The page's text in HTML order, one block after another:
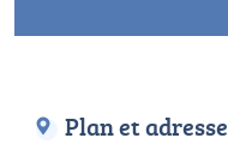
Plan et adresse